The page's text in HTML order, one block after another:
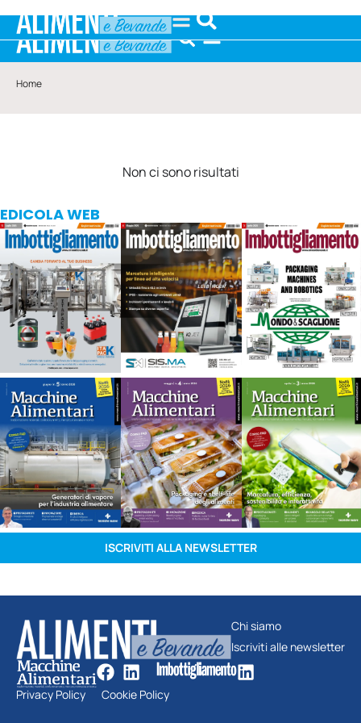
Home
Non ci sono risultati
EDICOLA WEB
ISCRIVITI ALLA NEWSLETTER
Chi siamo
Iscriviti alle newsletter
Privacy Policy Cookie Policy